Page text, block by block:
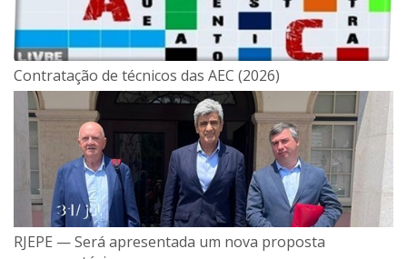
Contratação de técnicos das AEC (2026)
RJEPE — Será apresentada um nova proposta